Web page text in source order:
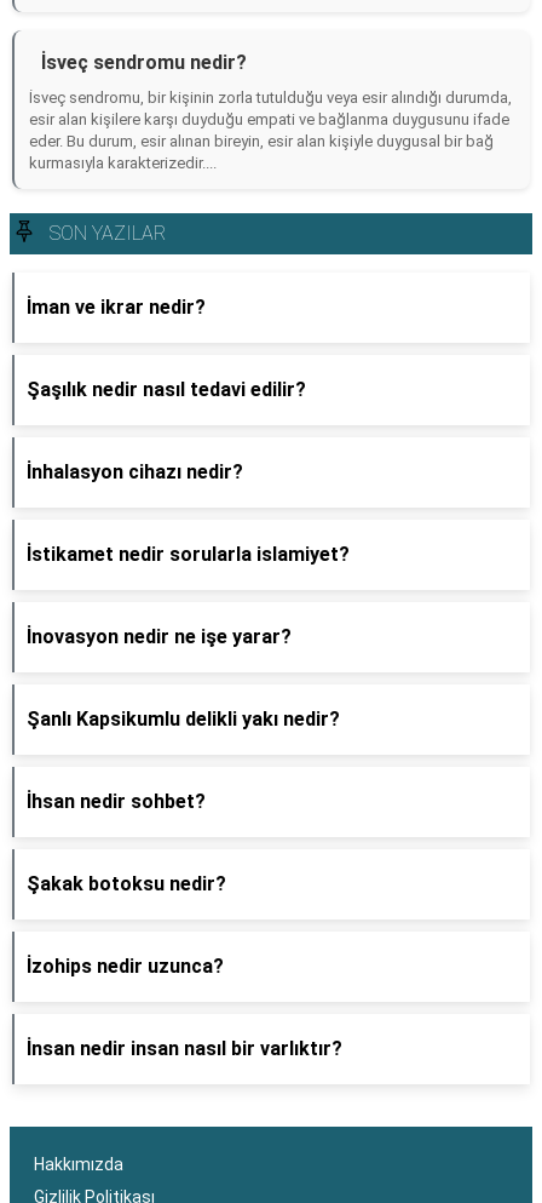
İsveç sendromu nedir?
İsveç sendromu, bir kişinin zorla tutulduğu veya esir alındığı durumda,
esir alan kişilere karşı duyduğu empati ve bağlanma duygusunu ifade
eder. Bu durum, esir alınan bireyin, esir alan kişiyle duygusal bir bağ
kurmasıyla karakterizedir....
SON YAZILAR
İman ve ikrar nedir?
Şaşılık nedir nasıl tedavi edilir?
İnhalasyon cihazı nedir?
İstikamet nedir sorularla islamiyet?
İnovasyon nedir ne işe yarar?
Şanlı Kapsikumlu delikli yakı nedir?
İhsan nedir sohbet?
Şakak botoksu nedir?
İzohips nedir uzunca?
İnsan nedir insan nasıl bir varlıktır?
Hakkımızda
Gizlilik Politikası